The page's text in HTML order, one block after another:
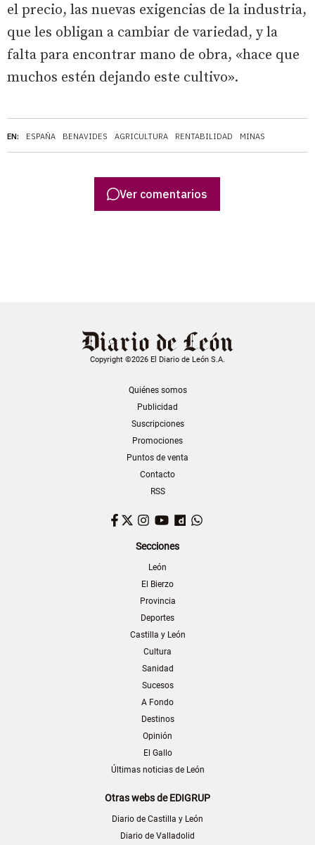
EN: ESPAÑA BENAVIDES AGRICULTURA RENTABILIDAD MINAS
el precio, las nuevas exigencias de la industria,
que les obligan a cambiar de variedad, y la
falta para encontrar mano de obra, «hace que
muchos estén dejando este cultivo».
Ver comentarios
Copyright ©2026 El Diario de León S.A.
Quiénes somos
Publicidad
Suscripciones
Promociones
Puntos de venta
Contacto
RSS
Facebook
TwitterInstagram
YouTubeDailymotion
Secciones
León
El Bierzo
Provincia
Deportes
Castilla y León
Cultura
Sanidad
Sucesos
A Fondo
Destinos
Opinión
El Gallo
Últimas noticias de León
Otras webs de EDIGRUP
Diario de Castilla y León
Diario de Valladolid